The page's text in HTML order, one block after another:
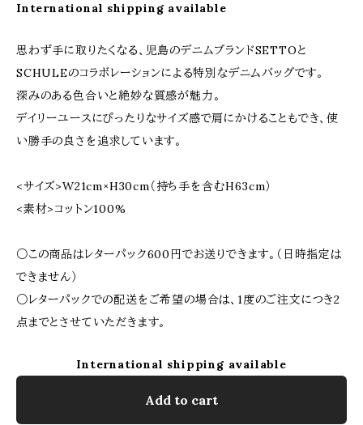
International shipping available
思わず手に取りたくなる、児島のデニムブランドSETTOと
SCHULEのコラボレーションによる特別なデニムバッグです。
深みのある色合いと絶妙な質感が魅力。
デイリーユースにぴったりなサイズ感で肩にかけることもでき、使
い勝手の良さを追求しています。
<サイズ>W21cm×H30cm（持ち手を含むH63cm）
<素材>コットン100%
○この商品はレターパック600円でお送りできます。（日時指定は
できません）
○レターパックでの配送をご希望の場合は、1度のご注文につき2
点までとさせていただきます。
International shipping available
Add to cart